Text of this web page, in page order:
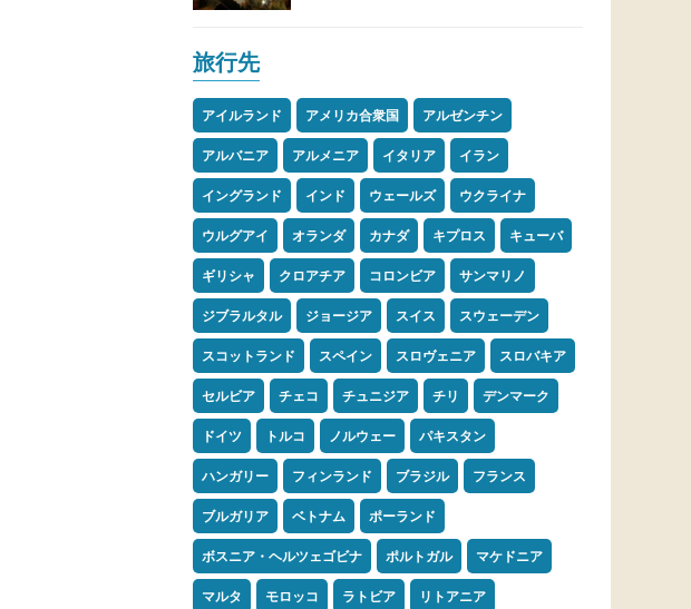
旅行先
アイルランド アメリカ合衆国 アルゼンチン
アルバニア アルメニア イタリア イラン
イングランド インド ウェールズ ウクライナ
ウルグアイ オランダ カナダ キプロス キューバ
ギリシャ クロアチア コロンビア サンマリノ
ジブラルタル ジョージア スイス スウェーデン
スコットランド スペイン スロヴェニア スロバキア
セルビア チェコ チュニジア チリ デンマーク
ドイツ トルコ ノルウェー パキスタン
ハンガリー フィンランド ブラジル フランス
ブルガリア ベトナム ポーランド
ボスニア・ヘルツェゴビナ ポルトガル マケドニア
マルタ モロッコ ラトビア リトアニア